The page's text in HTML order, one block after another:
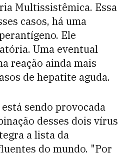
Multissistêmica. Essa
casos, há uma
Ele
Uma eventual
reação ainda mais
de hepatite aguda.
sendo provocada
desses dois vírus
a lista da
do mundo. "Por